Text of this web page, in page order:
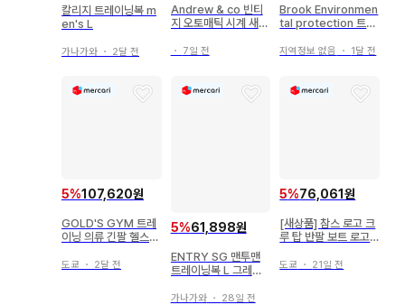
칼리지 트레이닝복 m
en's L
가나가와 ・ 2달 전
Andrew & co 빈티
지 오토매틱 시계 새상
・ 7일 전
Brook Environmen
tal protection 트레
지역정보 없음 ・ 1달 전
5%107,620원
GOLD'S GYM 트레
이닝 의류 긴팔 헬스장
도쿄 ・ 2달 전
5%61,898원
ENTRY SG 맨투맨
트레이닝복 L 그레이
가나가와・ 28일 전
5%76,061원
[새상품] 참스 로고 크
루 탑 반팔 보트 로고
도쿄 ・ 21일 전